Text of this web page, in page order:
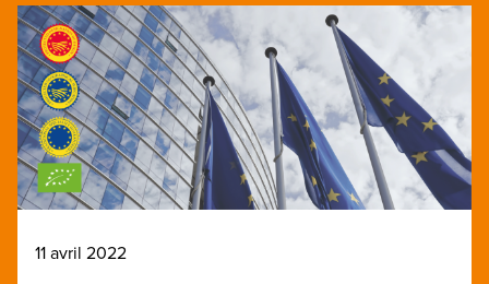
11 avril 2022